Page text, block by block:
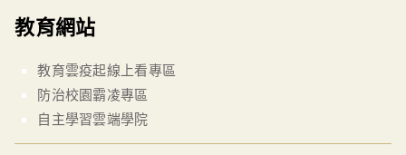
教育網站
教育雲疫起線上看專區
防治校園霸凌專區
自主學習雲端學院